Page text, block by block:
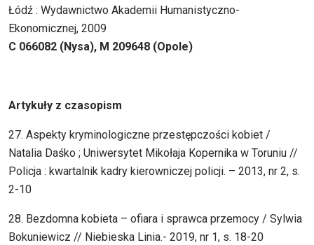
Łódź : Wydawnictwo Akademii Humanistyczno-
Ekonomicznej, 2009
C 066082 (Nysa), M 209648 (Opole)
Artykuły z czasopism
27. Aspekty kryminologiczne przestępczości kobiet /
Natalia Daśko ; Uniwersytet Mikołaja Kopernika w Toruniu //
Policja : kwartalnik kadry kierowniczej policji. – 2013, nr 2, s.
2-10
28. Bezdomna kobieta – ofiara i sprawca przemocy / Sylwia
Bokuniewicz // Niebieska Linia.- 2019, nr 1, s. 18-20